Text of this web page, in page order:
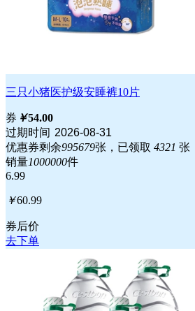
三只小猪医护级安睡裤10片
券 ￥54.00
过期时间 2026-08-31
优惠券剩余995679张，已领取 4321 张
销量1000000件
6.99
￥60.99
券后价
去下单